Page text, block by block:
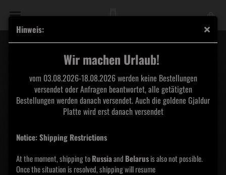
Hinweis:
Wir machen Urlaub!
vom 03.08.2026-18.08.2026 werden keine Bestellungen
versendet oder Anfragen beantwortet, alle getätigten
Bestellungen werden danach versendet. Auch die goldene Gjaldur
Platte wird erst danach versendet
Notice: Shipping Restrictions
At the moment, shipping toRussiaand Belarusis also not possible.
Once the situation is resolved, shipping will resume